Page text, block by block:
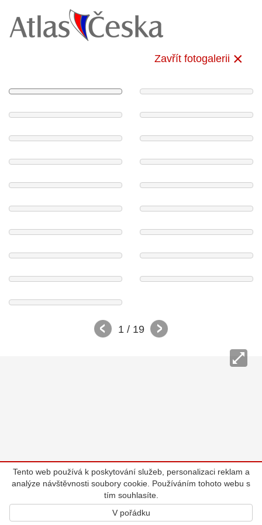
Zavřít fotogalerii
1/ 19
Tento web používá k poskytování služeb, personalizaci reklam a
analýze návštěvnosti soubory cookie. Používáním tohoto webu s
tím souhlasíte.
V pořádku